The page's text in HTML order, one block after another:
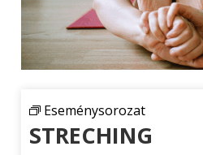
Eseménysorozat
STRECHING